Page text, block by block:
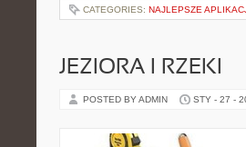
CATEGORIES: NAJLEPSZE
JEZIORA I RZEKI
POSTED BY ADMIN STY - 27 -